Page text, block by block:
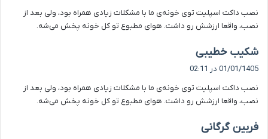
:
نصب داکت اسپلیت توی خونه‌ی ما با مشکلات زیادی همراه بود، ولی بعد از
نصب، واقعا ارزشش رو داشت. هوای مطبوع تو کل خونه پخش می‌شه.
شکیب خطیبی
ف
01/01/1405 در 02:11
نصب داکت اسپلیت توی خونه‌ی ما با مشکلات زیادی همراه بود، ولی بعد از
نصب، واقعا ارزشش رو داشت. هوای مطبوع تو کل خونه پخش می‌شه.
فربین گرگانی